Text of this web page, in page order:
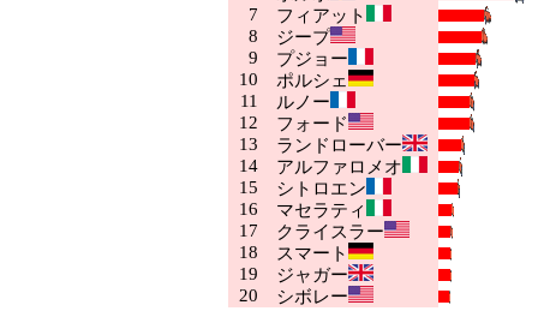
7 フィアット
8 ジープ
9 プジョー
10 ポルシェ
11
ルノー
12 フォード
13 ランドローバー
14 アルファロメオ
15 シトロエン
16 マセラティ
17 クライスラー
18 スマート
19 ジャガー
20 シボレー